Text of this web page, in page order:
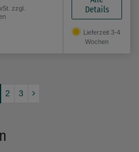
zzgl.
Details
Lieferzeit 3-4
Wochen
2 3